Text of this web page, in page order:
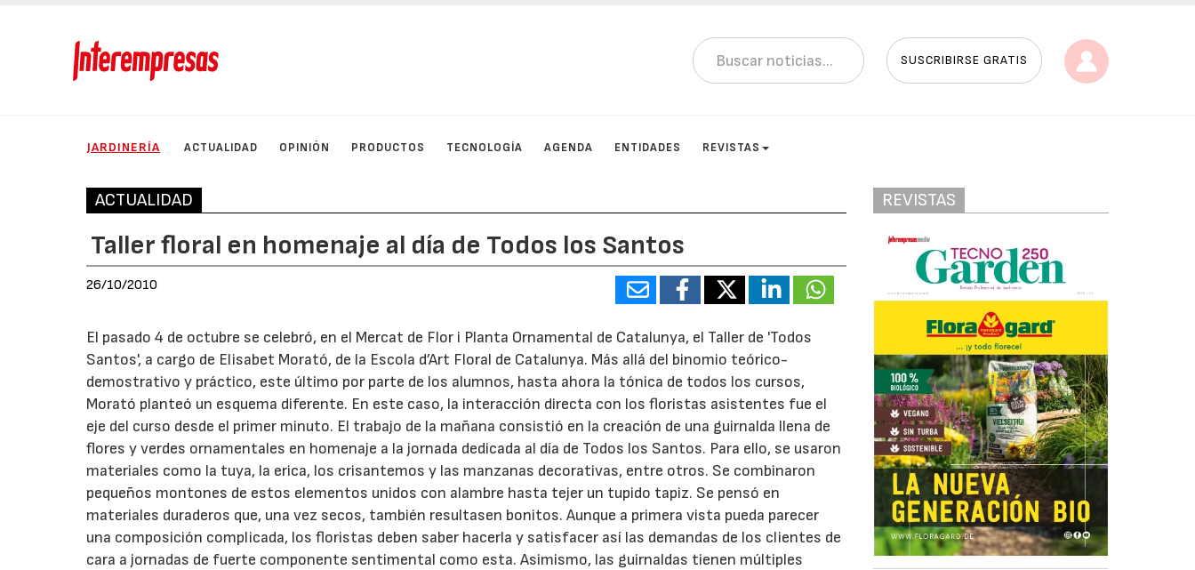
SUSCRIBIRSE GRATIS
JARDINERÍA ACTUALIDAD OPINIÓN PRODUCTOS TECNOLOGÍA AGENDA ENTIDADES REVISTAS
ACTUALIDAD
Taller floral en homenaje al día de Todos los Santos
26/10/2010
El pasado 4 de octubre se celebró, en el Mercat de Flor i Planta Ornamental de Catalunya, el Taller de 'Todos
Santos', a cargo de Elisabet Morató, de la Escola d’Art Floral de Catalunya. Más allá del binomio teórico-
demostrativo y práctico, este último por parte de los alumnos, hasta ahora la tónica de todos los cursos,
Morató planteó un esquema diferente. En este caso, la interacción directa con los floristas asistentes fue el
eje del curso desde el primer minuto. El trabajo de la mañana consistió en la creación de una guirnalda llena de
flores y verdes ornamentales en homenaje a la jornada dedicada al día de Todos los Santos. Para ello, se usaron
materiales como la tuya, la erica, los crisantemos y las manzanas decorativas, entre otros. Se combinaron
pequeños montones de estos elementos unidos con alambre hasta tejer un tupido tapiz. Se pensó en
materiales duraderos que, una vez secos, también resultasen bonitos. Aunque a primera vista pueda parecer
una composición complicada, los floristas deben saber hacerla y satisfacer así las demandas de los clientes de
cara a jornadas de fuerte componente sentimental como esta. Asimismo, las guirnaldas tienen múltiples
REVISTAS